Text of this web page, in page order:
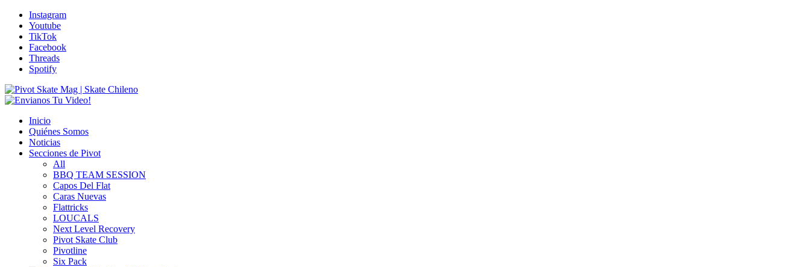
Instagram
Youtube
TikTok
Facebook
Threads
Spotify
Inicio
Quiénes Somos
Noticias
Secciones de Pivot
All
BBQ TEAM SESSION
Capos Del Flat
Caras Nuevas
Flattricks
LOUCALS
Next Level Recovery
Pivot Skate Club
Pivotline
Six Pack